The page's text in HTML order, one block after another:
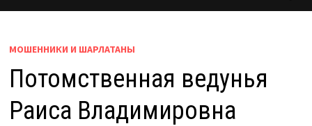
МОШЕННИКИ И ШАРЛАТАНЫ
Потомственная ведунья
Раиса Владимировна